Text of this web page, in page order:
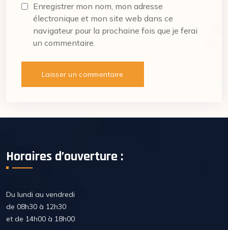
Enregistrer mon nom, mon adresse
électronique et mon site web dans ce
navigateur pour la prochaine fois que je ferai
un commentaire.
Horaires d’ouverture :
Du lundi au vendredi
de 08h30 à 12h30
et de 14h00 à 18h00